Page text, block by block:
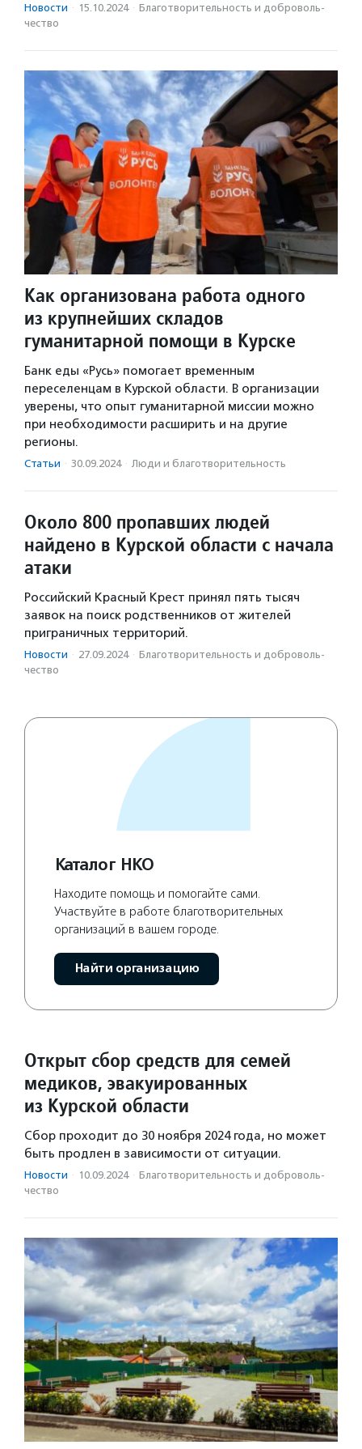
Новости · 15.10.2024 · Благотвори­тель­ность и доброволь­
чест­во
Как организована работа одного
из крупнейших складов
гуманитарной помощи в Курске
Банк еды «Русь» помогает временным
переселенцам в Курской области. В организации
уверены, что опыт гуманитарной миссии можно
при необходимости расширить и на другие
регионы.
Статьи · 30.09.2024 · Люди и благотвори­тель­ность
Около 800 пропавших людей
найдено в Курской области с начала
атаки
Российский Красный Крест принял пять тысяч
заявок на поиск родственников от жителей
приграничных территорий.
Новости · 27.09.2024 · Благотвори­тель­ность и доброволь­
чест­во
Каталог НКО
Находите помощь и помогайте сами.
Участвуйте в работе благотворительных
организаций в вашем городе.
Найти организацию
Открыт сбор средств для семей
медиков, эвакуированных
из Курской области
Сбор проходит до 30 ноября 2024 года, но может
быть продлен в зависимости от ситуации.
Новости · 10.09.2024 · Благотвори­тель­ность и доброволь­
чест­во